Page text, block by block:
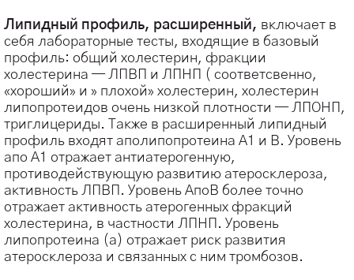
Липидный профиль, расширенный, включает в
себя лабораторные тесты, входящие в базовый
профиль: общий холестерин, фракции
холестерина — ЛПВП и ЛПНП ( соответсвенно,
«хороший» и » плохой» холестерин, холестерин
липопротеидов очень низкой плотности — ЛПОНП,
триглицериды. Также в расширенный липидный
профиль входят аполипопротеина А1 и В. Уровень
апо А1 отражает антиатерогенную,
противодействующую развитию атеросклероза,
активность ЛПВП. Уровень АпоВ более точно
отражает активность атерогенных фракций
холестерина, в частности ЛПНП. Уровень
липопротеина (а) отражает риск развития
атеросклероза и связанных с ним тромбозов.